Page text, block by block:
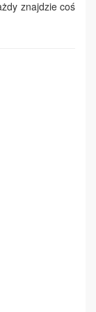
znajdzie coś